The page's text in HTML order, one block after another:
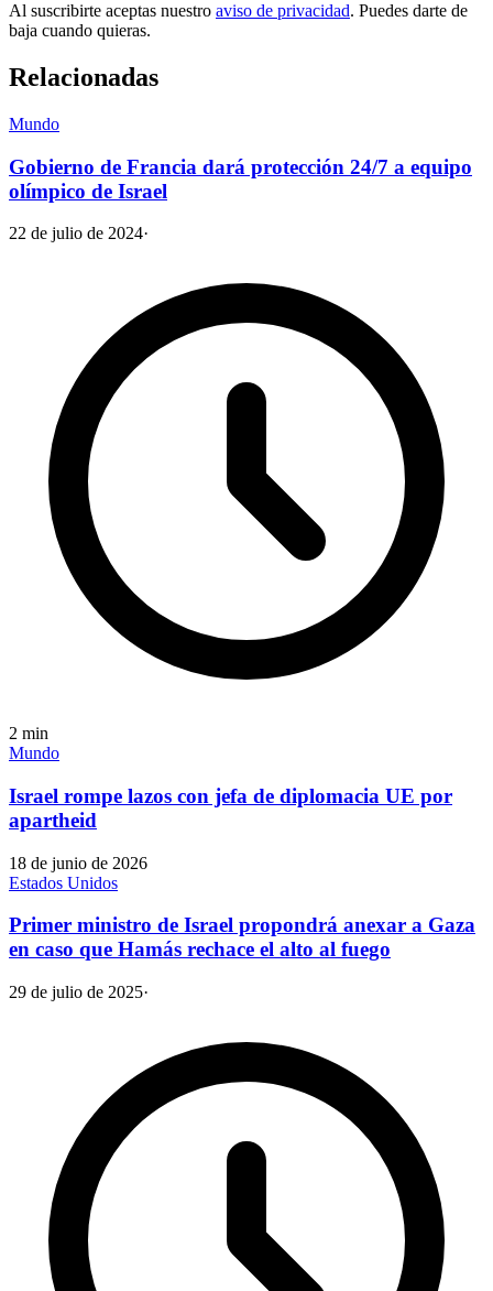
Al suscribirte aceptas nuestro aviso de privacidad. Puedes darte de
baja cuando quieras.
Relacionadas
Mundo
Gobierno de Francia dará protección 24/7 a equipo
olímpico de Israel
22 de julio de 2024·
2 min
Mundo
Israel rompe lazos con jefa de diplomacia UE por
apartheid
18 de junio de 2026
Estados Unidos
Primer ministro de Israel propondrá anexar a Gaza
en caso que Hamás rechace el alto al fuego
29 de julio de 2025·